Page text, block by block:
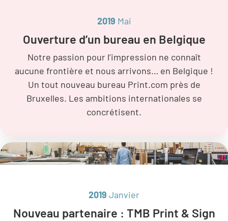
2019 Mai
Ouverture d’un bureau en Belgique
Notre passion pour l’impression ne connaît
aucune frontière et nous arrivons… en Belgique !
Un tout nouveau bureau Print.com près de
Bruxelles. Les ambitions internationales se
concrétisent.
2019 Janvier
Nouveau partenaire : TMB Print & Sign